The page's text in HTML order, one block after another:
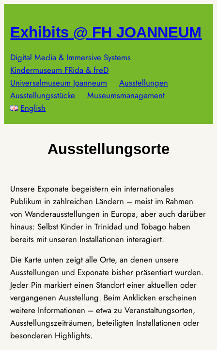
springen
Exhibits @ FH JOANNEUM
Digital Media & Immersive Systems
Kindermuseum FRida & freD
Universalmuseum Joanneum
Ausstellungen
Ausstellungsstücke
Museumsmanagement
English
Ausstellungsorte
Unsere Exponate begeistern ein internationales
Publikum in zahlreichen Ländern – meist im Rahmen
von Wanderausstellungen in Europa, aber auch darüber
hinaus: Selbst Kinder in Trinidad und Tobago haben
bereits mit unseren Installationen interagiert.
Die Karte unten zeigt alle Orte, an denen unsere
Ausstellungen und Exponate bisher präsentiert wurden.
Jeder Pin markiert einen Standort einer aktuellen oder
vergangenen Ausstellung. Beim Anklicken erscheinen
weitere Informationen – etwa zu Veranstaltungsorten,
Ausstellungszeiträumen, beteiligten Installationen oder
besonderen Highlights.